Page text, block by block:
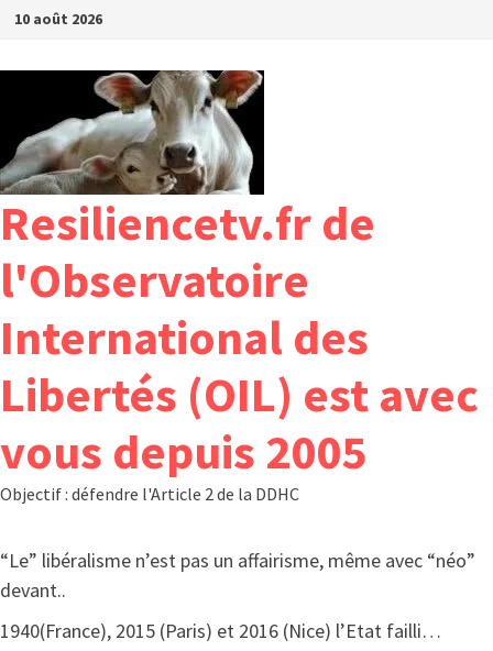
Passer
contenu
10 août 2026
Resiliencetv.fr de
l'Observatoire
International des
Libertés (OIL) est avec
vous depuis 2005
Objectif : défendre l'Article 2 de la DDHC
“Le” libéralisme n’est pas un affairisme, même avec “néo”
devant..
1940(France), 2015 (Paris) et 2016 (Nice) l’Etat failli…